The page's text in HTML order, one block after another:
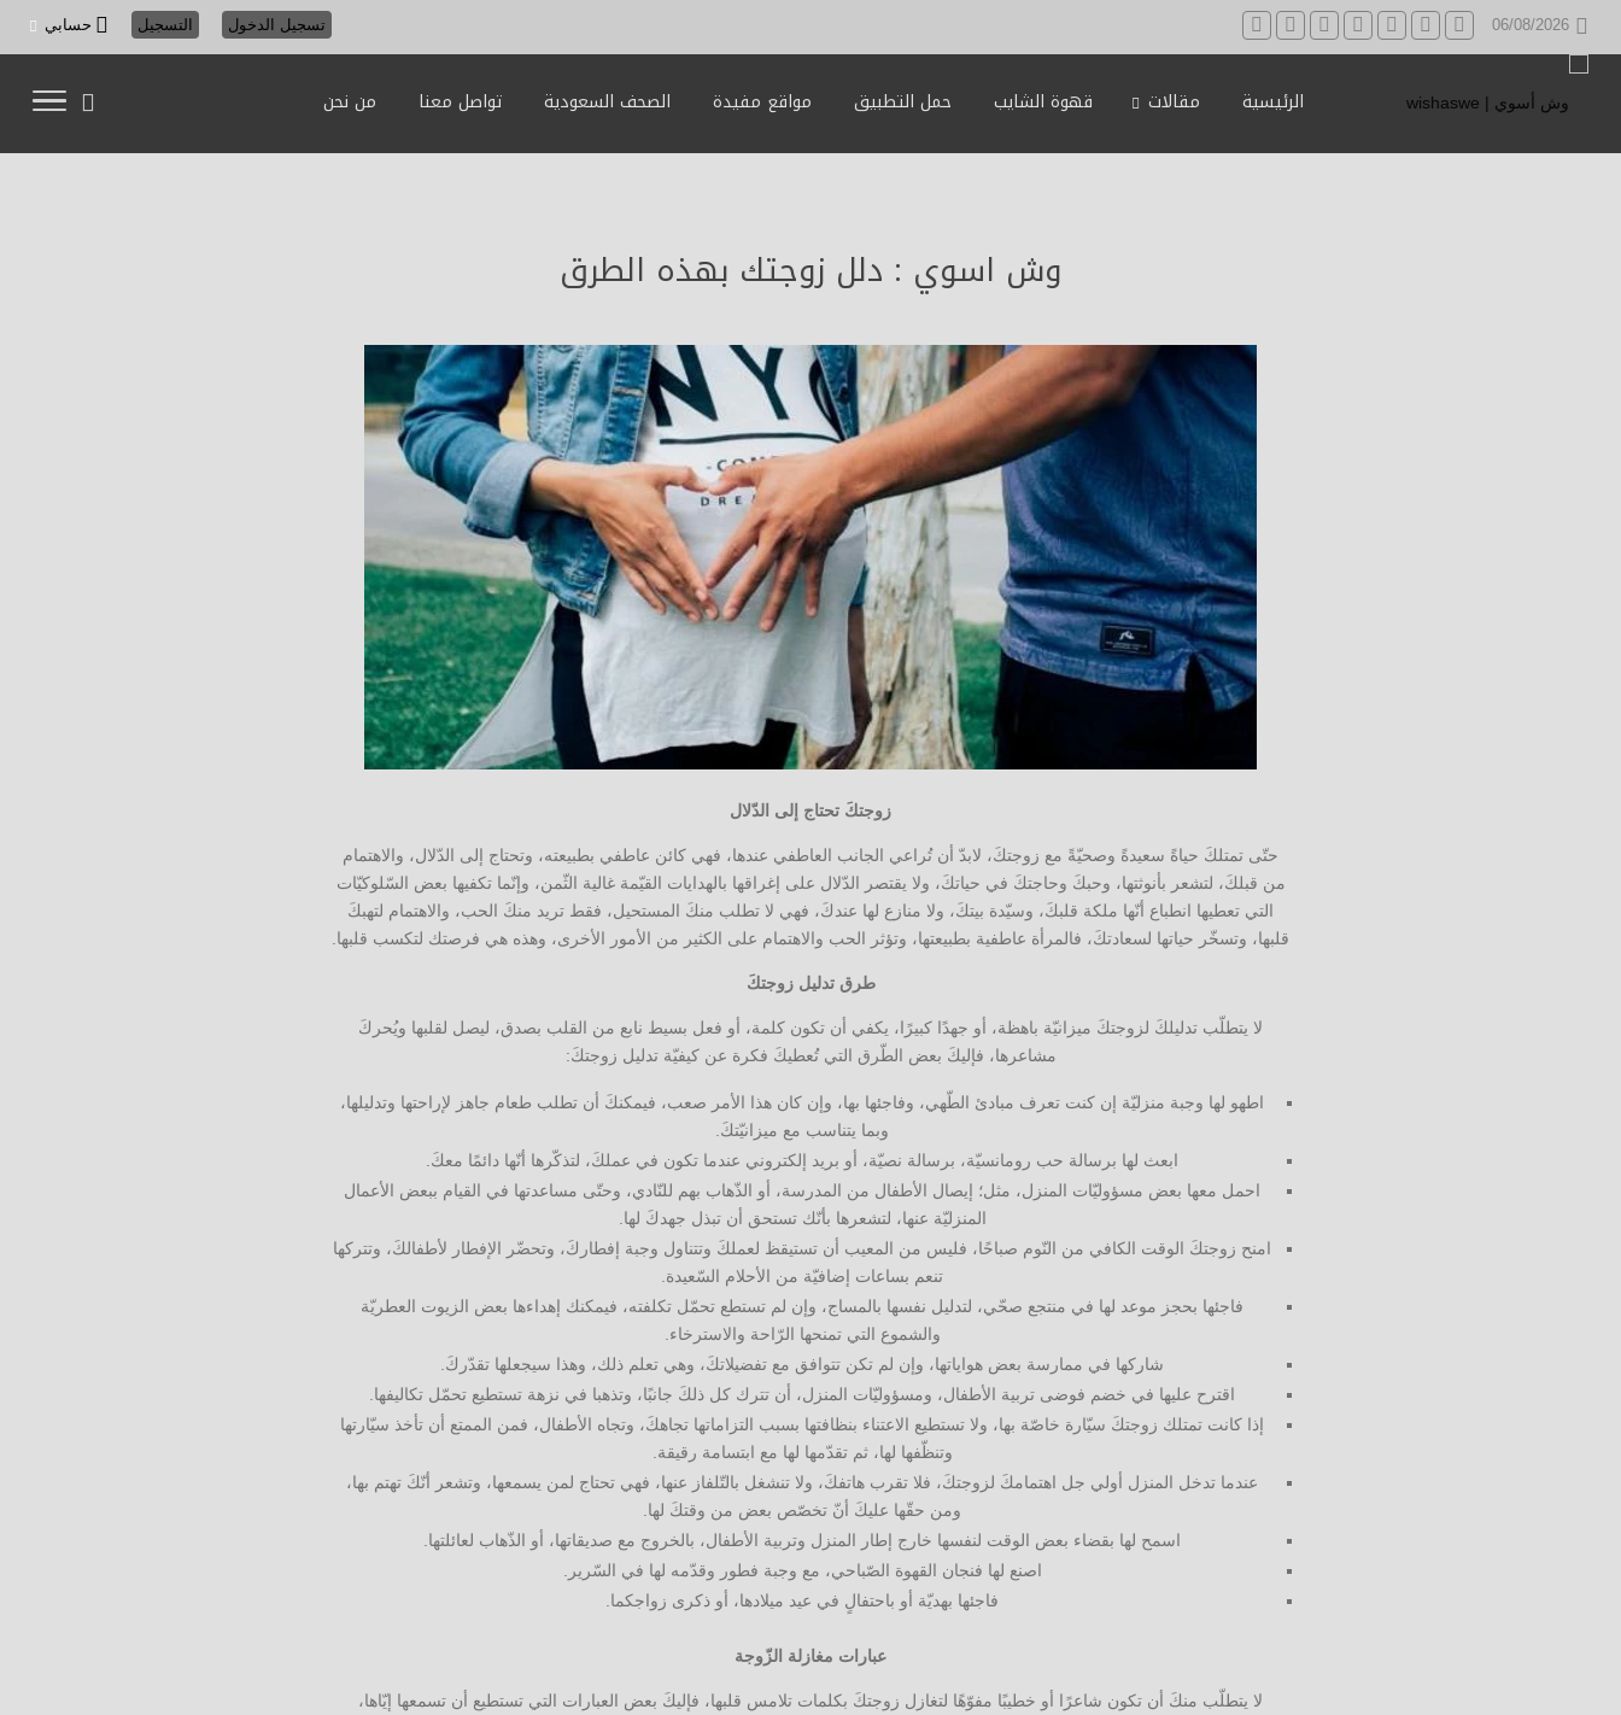
06/08/2026 تسجيل الدخول التسجيل حسابي
الرئيسية مقالات قهوة الشايب حمل التطبيق مواقع مفيدة الصحف السعودية تواصل معنا من نحن
وش اسوي : دلل زوجتك بهذه الطرق
زوجتكَ تحتاج إلى الدّلال
حتّى تمتلكَ حياةً سعيدةً وصحيّةً مع زوجتكَ، لابدّ أن تُراعي الجانب العاطفي عندها، فهي كائن عاطفي بطبيعته، وتحتاج إلى الدّلال، والاهتمام
من قبلكَ، لتشعر بأنوثتها، وحبكَ وحاجتكَ في حياتكَ، ولا يقتصر الدّلال على إغراقها بالهدايات القيّمة غالية الثّمن، وإنّما تكفيها بعض السّلوكيّات
التي تعطيها انطباع أنّها ملكة قلبكَ، وسيّدة بيتكَ، ولا منازع لها عندكَ، فهي لا تطلب منكَ المستحيل، فقط تريد منكَ الحب، والاهتمام لتهبكَ
قلبها، وتسخّر حياتها لسعادتكَ، فالمرأة عاطفية بطبيعتها، وتؤثر الحب والاهتمام على الكثير من الأمور الأخرى، وهذه هي فرصتك لتكسب قلبها.
طرق تدليل زوجتكَ
لا يتطلّب تدليلكَ لزوجتكَ ميزانيّة باهظة، أو جهدًا كبيرًا، يكفي أن تكون كلمة، أو فعل بسيط نابع من القلب بصدق، ليصل لقلبها ويُحركَ
مشاعرها، فإليكَ بعض الطّرق التي تُعطيكَ فكرة عن كيفيّة تدليل زوجتكَ:
اطهو لها وجبة منزليّة إن كنت تعرف مبادئ الطّهي، وفاجئها بها، وإن كان هذا الأمر صعب، فيمكنكَ أن تطلب طعام جاهز لإراحتها وتدليلها،
وبما يتناسب مع ميزانيّتكَ.
ابعث لها برسالة حب رومانسيّة، برسالة نصيّة، أو بريد إلكتروني عندما تكون في عملكَ، لتذكّرها أنّها دائمًا معكَ.
احمل معها بعض مسؤوليّات المنزل، مثل؛ إيصال الأطفال من المدرسة، أو الذّهاب بهم للنّادي، وحتّى مساعدتها في القيام ببعض الأعمال
المنزليّة عنها، لتشعرها بأنّك تستحق أن تبذل جهدكَ لها.
امنح زوجتكَ الوقت الكافي من النّوم صباحًا، فليس من المعيب أن تستيقظ لعملكَ وتتناول وجبة إفطاركَ، وتحضّر الإفطار لأطفالكَ، وتتركها
تنعم بساعات إضافيّة من الأحلام السّعيدة.
فاجئها بحجز موعد لها في منتجع صحّي، لتدليل نفسها بالمساج، وإن لم تستطع تحمّل تكلفته، فيمكنك إهداءها بعض الزيوت العطريّة
والشموع التي تمنحها الرّاحة والاسترخاء.
شاركها في ممارسة بعض هواياتها، وإن لم تكن تتوافق مع تفضيلاتكَ، وهي تعلم ذلك، وهذا سيجعلها تقدّركَ.
اقترح عليها في خضم فوضى تربية الأطفال، ومسؤوليّات المنزل، أن تترك كل ذلكَ جانبًا، وتذهبا في نزهة تستطيع تحمّل تكاليفها.
إذا كانت تمتلك زوجتكَ سيّارة خاصّة بها، ولا تستطيع الاعتناء بنظافتها بسبب التزاماتها تجاهكَ، وتجاه الأطفال، فمن الممتع أن تأخذ سيّارتها
وتنظّفها لها، ثم تقدّمها لها مع ابتسامة رقيقة.
عندما تدخل المنزل أولي جل اهتمامكَ لزوجتكَ، فلا تقرب هاتفكَ، ولا تنشغل بالتّلفاز عنها، فهي تحتاج لمن يسمعها، وتشعر أنّكَ تهتم بها،
ومن حقّها عليكَ أنّ تخصّص بعض من وقتكَ لها.
اسمح لها بقضاء بعض الوقت لنفسها خارج إطار المنزل وتربية الأطفال، بالخروج مع صديقاتها، أو الذّهاب لعائلتها.
اصنع لها فنجان القهوة الصّباحي، مع وجبة فطور وقدّمه لها في السّرير.
فاجئها بهديّة أو باحتفالٍ في عيد ميلادها، أو ذكرى زواجكما.
عبارات مغازلة الزّوجة
لا يتطلّب منكَ أن تكون شاعرًا أو خطيبًا مفوّهًا لتغازل زوجتكَ بكلمات تلامس قلبها، فإليكَ بعض العبارات التي تستطيع أن تسمعها إيّاها،